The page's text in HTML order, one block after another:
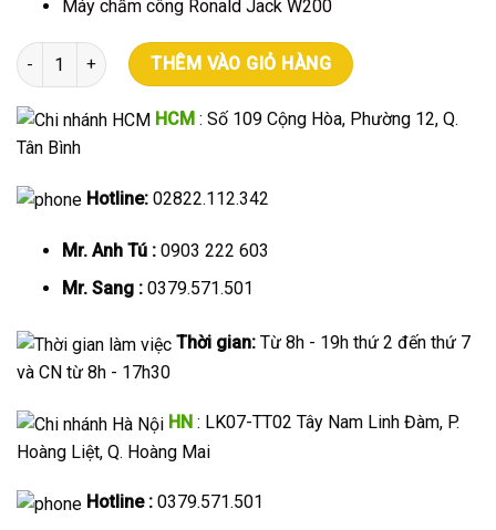
Máy chấm công Ronald Jack W200
Máy chấm công ZKteco K30 ID số lượng
THÊM VÀO GIỎ HÀNG
HCM : Số 109 Cộng Hòa, Phường 12, Q.
Tân Bình
Hotline: 02822.112.342
Mr. Anh Tú :0903 222 603
Mr. Sang :0379.571.501
Thời gian: Từ 8h - 19h thứ 2 đến thứ 7
và CN từ 8h - 17h30
HN : LK07-TT02 Tây Nam Linh Đàm, P.
Hoàng Liệt, Q. Hoàng Mai
Hotline : 0379.571.501